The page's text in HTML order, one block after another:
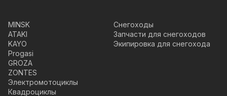
MINSK
ATAKI
KAYO
Progasi
GROZA
ZONTES
Электромотоциклы
Квадроциклы
Снегоходы
Запчасти для снегоходов
Экипировка для снегохода